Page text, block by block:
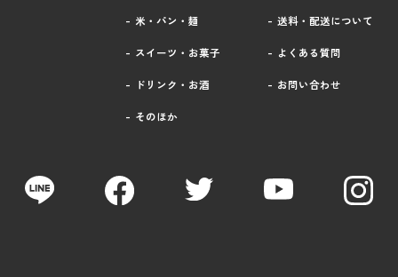
米・パン・麺
スイーツ・お菓子
ドリンク・お酒
そのほか
送料・配送について
よくある質問
お問い合わせ